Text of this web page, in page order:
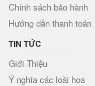
Chính sách bảo hành
Hướng dẫn thanh toán
TIN TỨC
Giới Thiệu
Ý nghĩa các loài hoa